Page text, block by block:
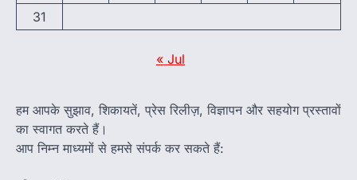
31
« Jul
हम आपके सुझाव, शिकायतें, प्रेस रिलीज़, विज्ञापन और सहयोग प्रस्तावों
का स्वागत करते हैं।
आप निम्न माध्यमों से हमसे संपर्क कर सकते हैं: